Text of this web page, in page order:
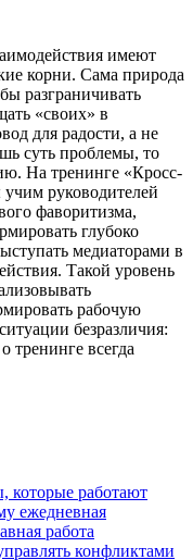
имеют
корни. Сама природа
разграничивать
«своих» в
для радости, а не
суть проблемы, то
На тренинге «Кросс-
руководителей
фаворитизма,
глубоко
медиаторами в
Такой уровень
рабочую
безразличия:
всегда
которые работают
ежедневная
работа
конфликтами